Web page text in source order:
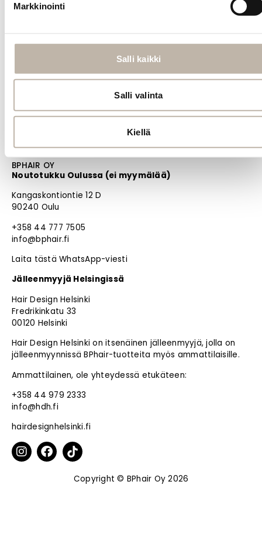
Markkinointi
Salli kaikki
Salli valinta
Kiellä
Usein kysytyt kysymykset
Blogi
Materiaalipankki
BPHAIR OY
Noutotukku Oulussa (ei myymälää)
Kangaskontiontie 12 D
90240 Oulu
+358 44 777 7505
info@bphair.fi
Laita tästä WhatsApp-viesti
Jälleenmyyjä Helsingissä
Hair Design Helsinki
Fredrikinkatu 33
00120 Helsinki
Hair Design Helsinki on itsenäinen jälleenmyyjä, jolla on
jälleenmyynnissä BPhair-tuotteita myös ammattilaisille.
Ammattilainen, ole yhteydessä etukäteen:
+358 44 979 2333
info@hdh.fi
hairdesignhelsinki.fi
Copyright © BPhair Oy 2026